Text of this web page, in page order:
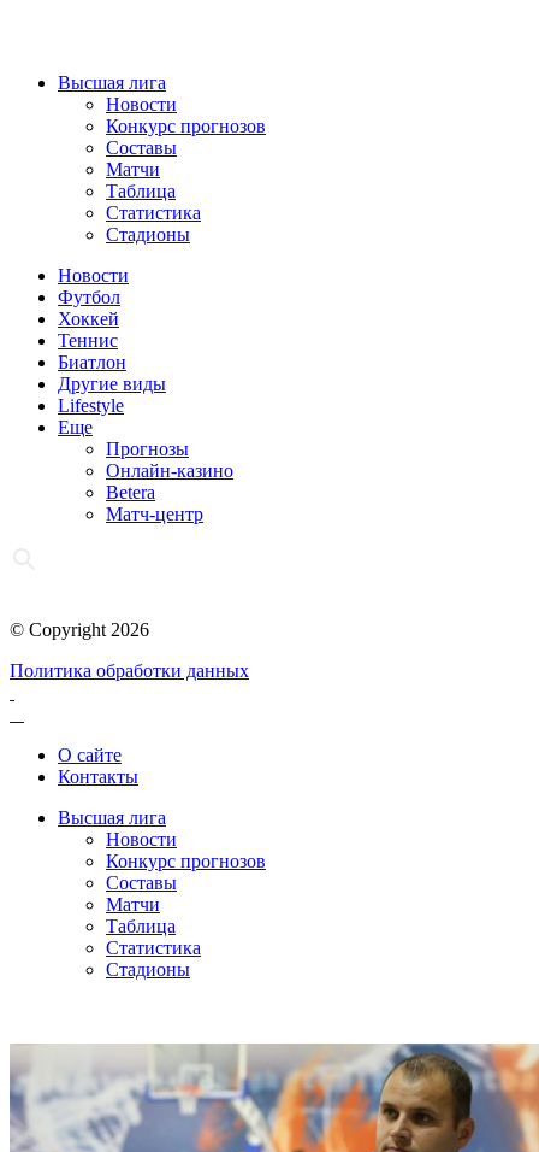
Высшая лига
Новости
Конкурс прогнозов
Составы
Матчи
Таблица
Статистика
Стадионы
Новости
Футбол
Хоккей
Теннис
Биатлон
Другие виды
Lifestyle
Еще
Прогнозы
Онлайн-казино
Betera
Матч-центр
© Copyright 2026
Политика обработки данных
О сайте
Контакты
Высшая лига
Новости
Конкурс прогнозов
Составы
Матчи
Таблица
Статистика
Стадионы